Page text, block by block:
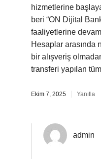
hizmetlerine
beri “ON Dijital
faaliyetlerine
Hesaplar arasında
bir alışveriş
transferi yapılan
Ekim 7, 2025 Yanıtla
admin